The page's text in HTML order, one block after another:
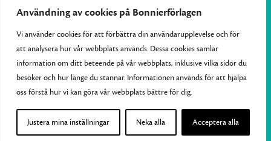
Användning av cookies på Bonnierförlagen
Vi använder cookies för att förbättra din användarupplevelse och för
att analysera hur vår webbplats används. Dessa cookies samlar
information om ditt beteende på vår webbplats, inklusive vilka sidor du
besöker och hur länge du stannar. Informationen används för att hjälpa
oss förstå hur vi kan göra vår webbplats bättre för dig.
Justera mina inställningar Neka alla Acceptera alla
Om Bonnierförlagen
Cookies
Integritetspolicy